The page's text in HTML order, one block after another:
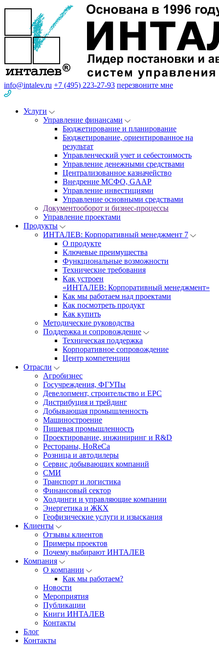
info@intalev.ru +7 (495) 223-27-93 перезвоните мне
Услуги
Управление финансами
Бюджетирование и планирование
Бюджетирование, ориентированное на
результат
Управленческий учет и себестоимость
Управление денежными средствами
Централизованное казначейство
Внедрение МСФО, GAAP
Управление инвестициями
Управление основными средствами
Документооборот и бизнес-процессы
Управление проектами
Продукты
ИНТАЛЕВ: Корпоративный менеджмент 7
О продукте
Ключевые преимущества
Функциональные возможности
Технические требования
Как устроен
«ИНТАЛЕВ: Корпоративный менеджмент»
Как мы работаем над проектами
Как посмотреть продукт
Как купить
Методические руководства
Поддержка и сопровождение
Техническая поддержка
Корпоративное сопровождение
Центр компетенции
Отрасли
Агробизнес
Госучреждения, ФГУПы
Девелопмент, строительство и EPC
Дистрибуция и трейдинг
Добывающая промышленность
Машиностроение
Пищевая промышленность
Проектирование, инжиниринг и R&D
Рестораны, HoReCa
Розница и автодилеры
Сервис добывающих компаний
СМИ
Транспорт и логистика
Финансовый сектор
Холдинги и управляющие компании
Энергетика и ЖКХ
Геофизические услуги и изыскания
Клиенты
Отзывы клиентов
Примеры проектов
Почему выбирают ИНТАЛЕВ
Компания
О компании
Как мы работаем?
Новости
Мероприятия
Публикации
Книги ИНТАЛЕВ
Контакты
Блог
Контакты